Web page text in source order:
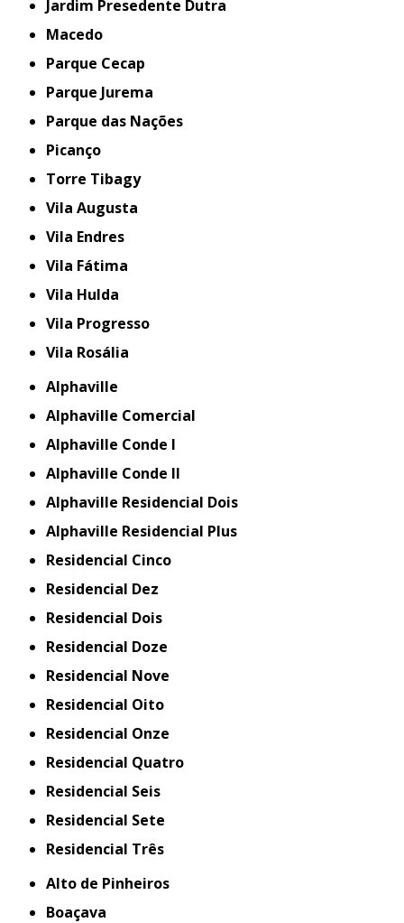
Jardim Presedente Dutra
Macedo
Parque Cecap
Parque Jurema
Parque das Nações
Picanço
Torre Tibagy
Vila Augusta
Vila Endres
Vila Fátima
Vila Hulda
Vila Progresso
Vila Rosália
Alphaville
Alphaville Comercial
Alphaville Conde I
Alphaville Conde II
Alphaville Residencial Dois
Alphaville Residencial Plus
Residencial Cinco
Residencial Dez
Residencial Dois
Residencial Doze
Residencial Nove
Residencial Oito
Residencial Onze
Residencial Quatro
Residencial Seis
Residencial Sete
Residencial Três
Alto de Pinheiros
Boaçava